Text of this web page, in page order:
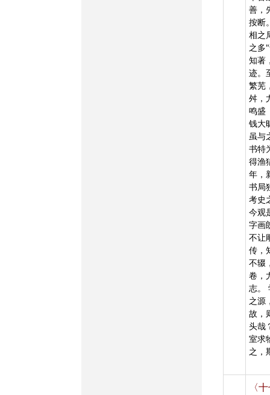
善，
按断
相之
之多
知著
迹。
繁芜
舛，
鸣盛
钱大
虽与
书特
得渔
年，
书局
考史
今观
字画
不让
传，
不辍
卷，
志。
之源
故，
头哉
室求
之，
〈